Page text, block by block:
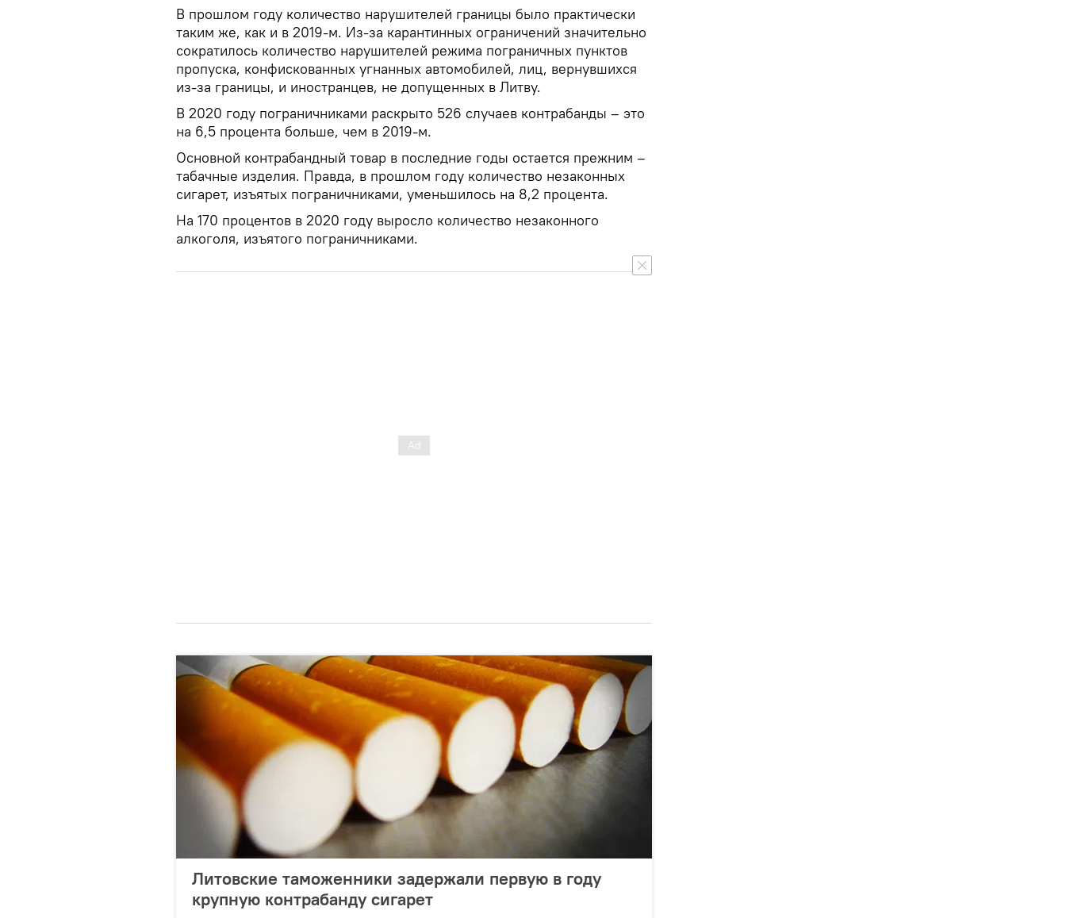
В прошлом году количество нарушителей границы было практически
таким же, как и в 2019-м. Из-за карантинных ограничений значительно
сократилось количество нарушителей режима пограничных пунктов
пропуска, конфискованных угнанных автомобилей, лиц, вернувшихся
из-за границы, и иностранцев, не допущенных в Литву.
В 2020 году пограничниками раскрыто 526 случаев контрабанды – это
на 6,5 процента больше, чем в 2019-м.
Основной контрабандный товар в последние годы остается прежним –
табачные изделия. Правда, в прошлом году количество незаконных
сигарет, изъятых пограничниками, уменьшилось на 8,2 процента.
На 170 процентов в 2020 году выросло количество незаконного
алкоголя, изъятого пограничниками.
Литовские таможенники задержали первую в году
крупную контрабанду сигарет